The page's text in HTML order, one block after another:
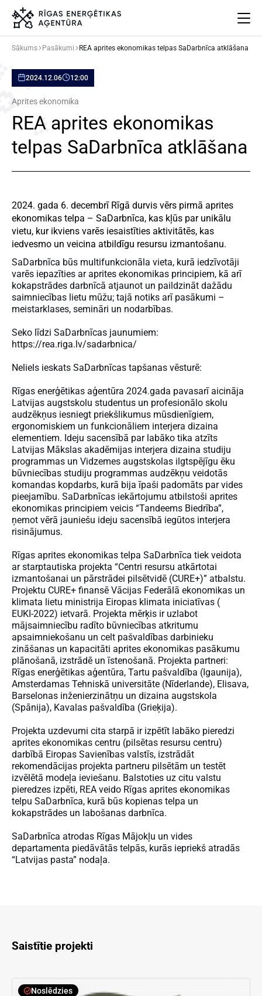
Pasākumi
Jaunumi
Aprites ekonomika
Ēkas atjaunošanas ABC
Meklēt Language Iestatījumi
Sākums Pasākumi REA aprites ekonomikas telpas SaDarbnīca atklāšana
2024.12.06 12:00
Aprites ekonomika
REA aprites ekonomikas
telpas SaDarbnīca atklāšana
2024. gada 6. decembrī Rīgā durvis vērs pirmā aprites
ekonomikas telpa – SaDarbnīca, kas kļūs par unikālu
vietu, kur ikviens varēs iesaistīties aktivitātēs, kas
iedvesmo un veicina atbildīgu resursu izmantošanu.
SaDarbnīca būs multifunkcionāla vieta, kurā iedzīvotāji
varēs iepazīties ar aprites ekonomikas principiem, kā arī
kokapstrādes darbnīcā atjaunot un paildzināt dažādu
saimniecības lietu mūžu; tajā notiks arī pasākumi –
meistarklases, semināri un nodarbības.
Seko līdzi SaDarbnīcas jaunumiem:
https://rea.riga.lv/sadarbnica/
Neliels ieskats SaDarbnīcas tapšanas vēsturē:
Rīgas enerģētikas aģentūra 2024.gada pavasarī aicināja
Latvijas augstskolu studentus un profesionālo skolu
audzēkņus iesniegt priekšlikumus mūsdienīgiem,
ergonomiskiem un funkcionāliem interjera dizaina
elementiem. Ideju sacensībā par labāko tika atzīts
Latvijas Mākslas akadēmijas interjera dizaina studiju
programmas un Vidzemes augstskolas ilgtspējīgu ēku
būvniecības studiju programmas audzēkņu veidotās
komandas kopdarbs, kurā bija īpaši padomāts par vides
pieejamību. SaDarbnīcas iekārtojumu atbilstoši aprites
ekonomikas principiem veicis “Tandeems Biedrība”,
ņemot vērā jauniešu ideju sacensībā iegūtos interjera
risinājumus.
Rīgas aprites ekonomikas telpa SaDarbnīca tiek veidota
ar starptautiska projekta “Centri resursu atkārtotai
izmantošanai un pārstrādei pilsētvidē (CURE+)” atbalstu.
Projektu CURE+ finansē Vācijas Federālā ekonomikas un
klimata lietu ministrija Eiropas klimata iniciatīvas (
EUKI-2022) ietvarā. Projekta mērķis ir uzlabot
mājsaimniecību radīto būvniecības atkritumu
apsaimniekošanu un celt pašvaldības darbinieku
zināšanas un kapacitāti aprites ekonomikas pasākumu
plānošanā, izstrādē un īstenošanā. Projekta partneri:
Rīgas enerģētikas aģentūra, Tartu pašvaldība (Igaunija),
Amsterdamas Tehniskā universitāte (Nīderlande), Elisava,
Barselonas inženierzinātņu un dizaina augstskola
(Spānija), Kavalas pašvaldība (Grieķija).
Projekta uzdevumi cita starpā ir izpētīt labāko pieredzi
aprites ekonomikas centru (pilsētas resursu centru)
darbībā Eiropas Savienības valstīs, izstrādāt
rekomendācijas projekta partneru pilsētām un testēt
izvēlētā modeļa ieviešanu. Balstoties uz citu valstu
pieredzes izpēti, REA veido Rīgas aprites ekonomikas
telpu SaDarbnīca, kurā būs kopienas telpa un
kokapstrādes un labošanas darbnīca.
SaDarbnīca atrodas Rīgas Mājokļu un vides
departamenta piedāvātās telpās, kurās iepriekš atradās
“Latvijas pasta” nodaļa.
Saistītie projekti
Noslēdzies